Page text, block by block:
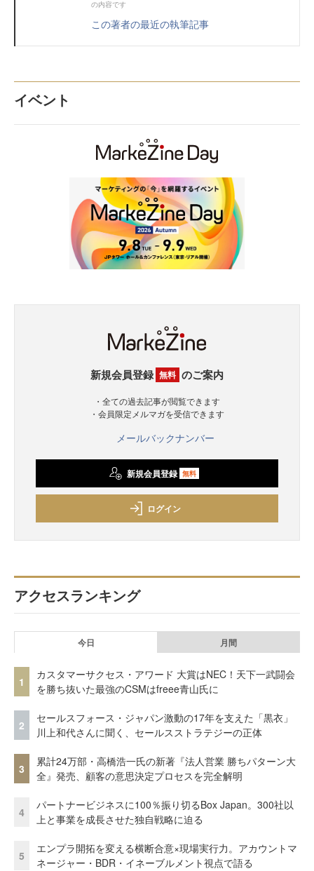
の内容です
この著者の最近の執筆記事
イベント
新規会員登録 無料 のご案内
・全ての過去記事が閲覧できます
・会員限定メルマガを受信できます
メールバックナンバー
新規会員登録 無料
ログイン
アクセスランキング
今日 月間
1
カスタマーサクセス・アワード 大賞はNEC！天下一武闘会
を勝ち抜いた最強のCSMはfreee青山氏に
2
セールスフォース・ジャパン激動の17年を支えた「黒衣」
川上和代さんに聞く、セールスストラテジーの正体
3
累計24万部・高橋浩一氏の新著『法人営業 勝ちパターン大
全』発売、顧客の意思決定プロセスを完全解明
4
パートナービジネスに100％振り切るBox Japan。300社以
上と事業を成長させた独自戦略に迫る
5
エンプラ開拓を変える横断合意×現場実行力。アカウントマ
ネージャー・BDR・イネーブルメント視点で語る